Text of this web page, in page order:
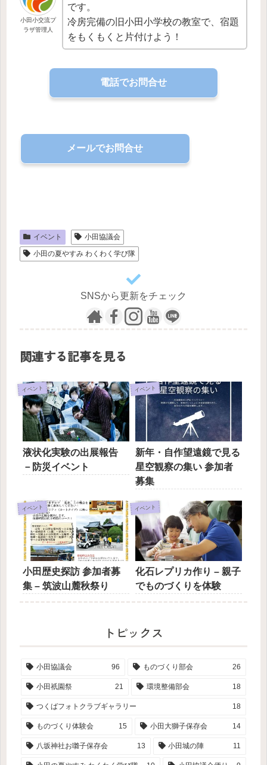
小田小交流プ
ラザ管理人
です。
冷房完備の旧小田小学校の教室で、宿題
をもくもくと片付けよう！
電話でお問合せ
メールでお問合せ
イベント
小田協議会
小田の夏やすみ わくわく学び隊
SNSから更新をチェック
関連する記事を見る
イベント
液状化実験の出展報告
－防災イベント
イベント
新年・自作望遠鏡で見る
星空観察の集い 参加者
募集
イベント
小田歴史探訪 参加者募
集 – 筑波山麓秋祭り
イベント
化石レプリカ作り – 親子
でものづくりを体験
トピックス
小田協議会 96 ものづくり部会 26
小田祇園祭 21 環境整備部会 18
つくばフォトクラブギャラリー 18
ものづくり体験会 15 小田大獅子保存会 14
八坂神社お囃子保存会 13 小田城の陣 11